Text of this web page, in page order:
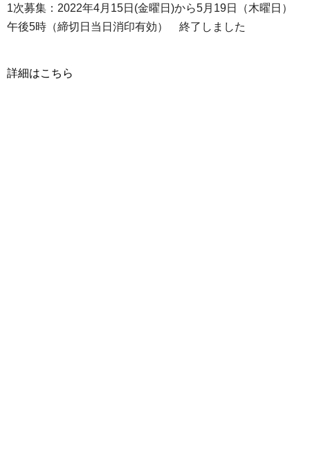
1次募集：2022年4月15日(金曜日)から5月19日（木曜日）
午後5時（締切日当日消印有効） 終了しました
詳細はこちら